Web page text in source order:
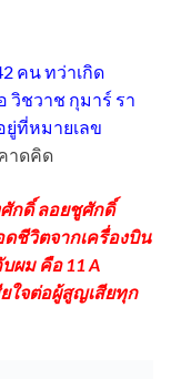
คน ทว่าเกิด
วิชวาช กุมาร์ รา
ยู่ที่หมายเลข
าดคิด
ศักดิ์ ลอยชูศักดิ์
ชีวิตจากเครื่องบิน
ผม คือ 11 A
ใจต่อผู้สูญเสียทุก